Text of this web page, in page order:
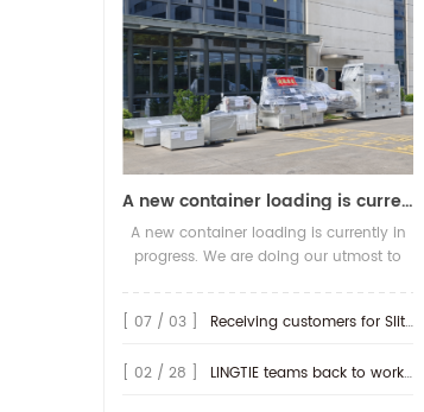
A new container loading is currently in progress.
A new container loading is currently in
progress. We are doing our utmost to
earliest possible time.
[ 07 / 03 ] Receiving customers for Slitting machine with differential Slip Shaft
[ 02 / 28 ] LINGTIE teams back to work at Feb.25th.